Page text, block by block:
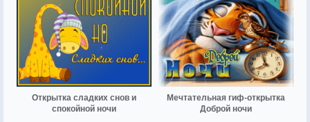
Открытка сладких снов и
спокойной ночи
Мечтательная гиф-открытка
Доброй ночи